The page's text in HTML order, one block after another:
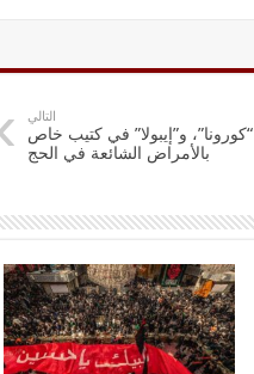
التالي
“كورونا”، و”إيبولا” في كتيب خاص
بالأمراض الشائعة في الحج